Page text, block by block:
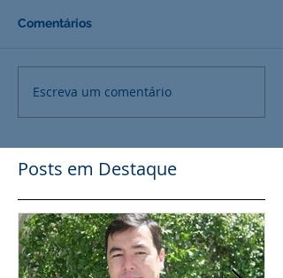
Comentários
Escreva um comentário
Posts em Destaque